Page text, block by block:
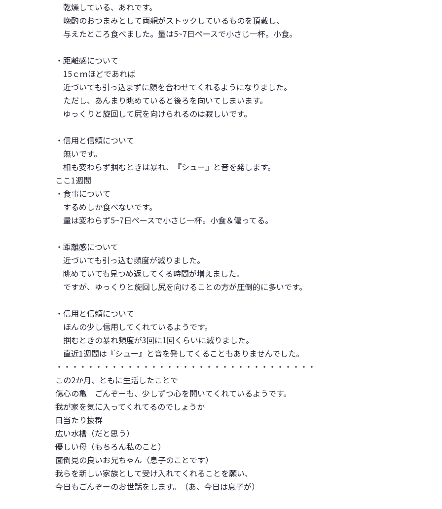
乾燥している、あれです。
晩酌のおつまみとして両親がストックしているものを頂戴し、
与えたところ食べました。量は5~7日ペースで小さじ一杯。小食。
・距離感について
15ｃｍほどであれば
近づいても引っ込まずに顔を合わせてくれるようになりました。
ただし、あんまり眺めていると後ろを向いてしまいます。
ゆっくりと旋回して尻を向けられるのは寂しいです。
・信用と信頼について
無いです。
相も変わらず掴むときは暴れ、『シュー』と音を発します。
ここ1週間
・食事について
するめしか食べないです。
量は変わらず5~7日ペースで小さじ一杯。小食＆偏ってる。
・距離感について
近づいても引っ込む頻度が減りました。
眺めていても見つめ返してくる時間が増えました。
ですが、ゆっくりと旋回し尻を向けることの方が圧倒的に多いです。
・信用と信頼について
ほんの少し信用してくれているようです。
掴むときの暴れ頻度が3回に1回くらいに減りました。
直近1週間は『シュー』と音を発してくることもありませんでした。
・・・・・・・・・・・・・・・・・・・・・・・・・・・・・・・・・
この2か月、ともに生活したことで
傷心の亀 ごんぞーも、少しずつ心を開いてくれているようです。
我が家を気に入ってくれてるのでしょうか
日当たり抜群
広い水槽（だと思う）
優しい母（もちろん私のこと）
面倒見の良いお兄ちゃん（息子のことです）
我らを新しい家族として受け入れてくれることを願い、
今日もごんぞーのお世話をします。（あ、今日は息子が）